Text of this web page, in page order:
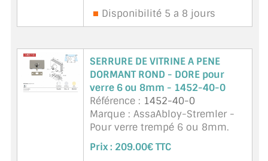
BARRES DE STABILISATION
JOINTS D'ÉTANCHÉITÉS
FIXATION GARDES CORPS
SYSTÈMES PIVOTANTS
Disponibilité 5 a 8 jours
SERRURE DE VITRINE A PENE
DORMANT ROND - DORE pour
verre 6 ou 8mm - 1452-40-0
Référence : 1452-40-0
Marque : AssaAbloy-Stremler -
Pour verre trempé 6 ou 8mm.
Existe en chromé brillant, mat
ou doré.
Prix : 209.00€ TTC